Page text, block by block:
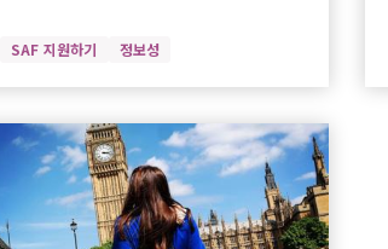
SAF 지원하기 정보성